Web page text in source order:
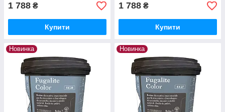
1 788 ₴
Купити
1 788 ₴
Купити
Новинка Новинка